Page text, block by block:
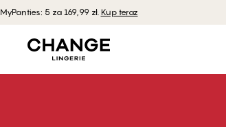
MyPanties: 5 za 169,99 zł. Kup teraz